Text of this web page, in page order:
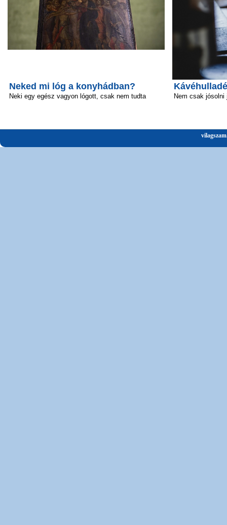
Neked mi lóg a konyhádban?
Neki egy egész vagyon lógott, csak nem tudta Nem csak